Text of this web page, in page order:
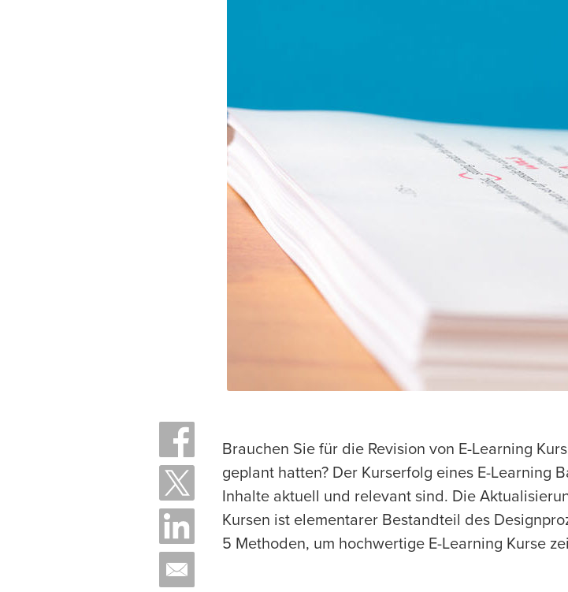
Brauchen Sie für die Revision von E-Learning
geplant hatten? Der Kurserfolg eines E-Learning
Inhalte aktuell und relevant sind. Die
Kursen ist elementarer Bestandteil des
5 Methoden, um hochwertige E-Learning Kurse